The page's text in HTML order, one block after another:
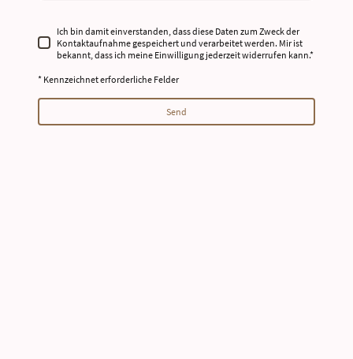
Ich bin damit einverstanden, dass diese Daten zum Zweck der
Kontaktaufnahme gespeichert und verarbeitet werden. Mir ist
bekannt, dass ich meine Einwilligung jederzeit widerrufen kann.*
* Kennzeichnet erforderliche Felder
Send